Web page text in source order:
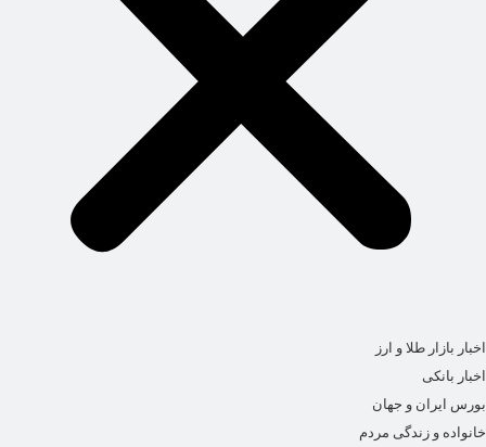
اخبار بازار طلا و ارز
اخبار بانکی
بورس ایران و جهان
خانواده و زندگی مردم